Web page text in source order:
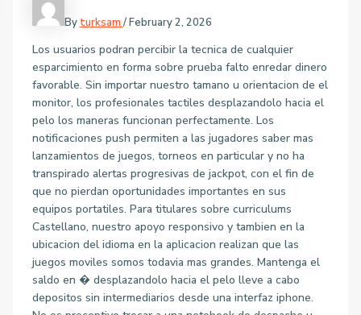
By turksam /February 2, 2026
Los usuarios podran percibir la tecnica de cualquier
esparcimiento en forma sobre prueba falto enredar dinero
favorable. Sin importar nuestro tamano u orientacion de el
monitor, los profesionales tactiles desplazandolo hacia el
pelo los maneras funcionan perfectamente. Los
notificaciones push permiten a las jugadores saber mas
lanzamientos de juegos, torneos en particular y no ha
transpirado alertas progresivas de jackpot, con el fin de
que no pierdan oportunidades importantes en sus
equipos portatiles. Para titulares sobre curriculums
Castellano, nuestro apoyo responsivo y tambien en la
ubicacion del idioma en la aplicacion realizan que las
juegos moviles somos todavia mas grandes. Mantenga el
saldo en � desplazandolo hacia el pelo lleve a cabo
depositos sin intermediarios desde una interfaz iphone.